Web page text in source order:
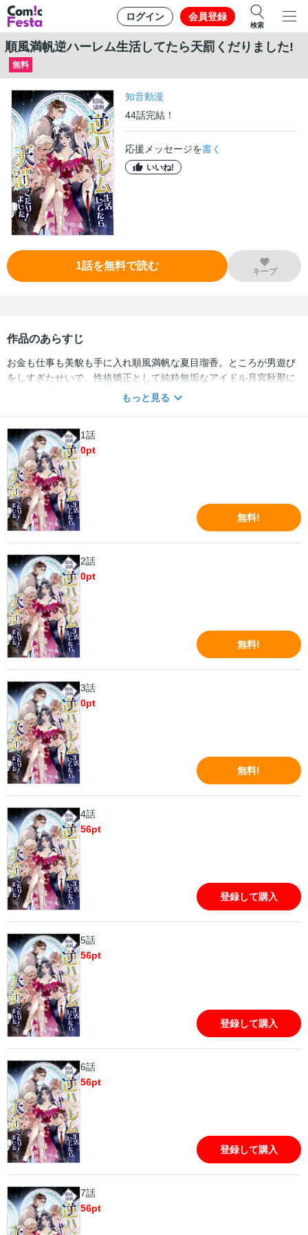
ログイン 会員登録
検索
順風満帆逆ハーレム生活してたら天罰くだりました!
無料
知音動漫
44話完結！
応援メッセージを書く
いいね!
1話を無料で読む キープ
作品のあらすじ
お金も仕事も美貌も手に入れ順風満帆な夏目瑠香。ところが男遊び
をしすぎたせいで、性格矯正として純粋無垢なアイドル月宮秋那に
転生させられてしまった！しかもこのままでは秋那は1年後に殺され
もっと見る
1話
0pt
無料!
2話
0pt
無料!
3話
0pt
無料!
4話
56pt
登録して購入
5話
56pt
登録して購入
6話
56pt
登録して購入
7話
56pt